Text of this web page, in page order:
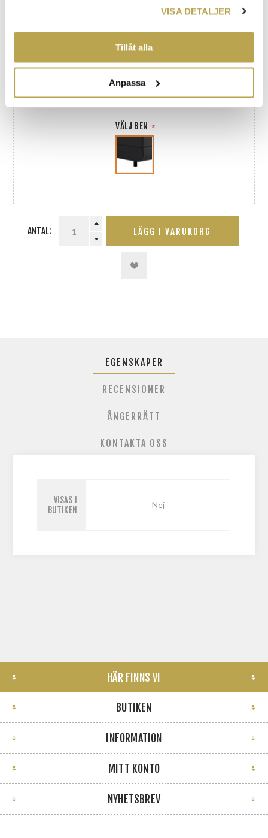
DU HAR TILLHANDAHÅLLIT ELLER SOM DE HAR
SAMLAT IN NÄR DU HAR ANVÄNT DERAS
VISA DETALJER
Tillåt alla
Anpassa
*
KÄNSLA*
VÄLJ BEN *
ANTAL: LÄGG I VARUKORG
EGENSKAPER
RECENSIONER
ÅNGERRÄTT
KONTAKTA OSS
VISAS I
BUTIKEN
Nej
HÄR FINNS VI
BUTIKEN
INFORMATION
MITT KONTO
NYHETSBREV